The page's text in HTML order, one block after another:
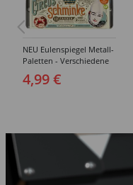
NEU Eulenspiegel Metall-
Paletten - Verschiedene
4,99 €